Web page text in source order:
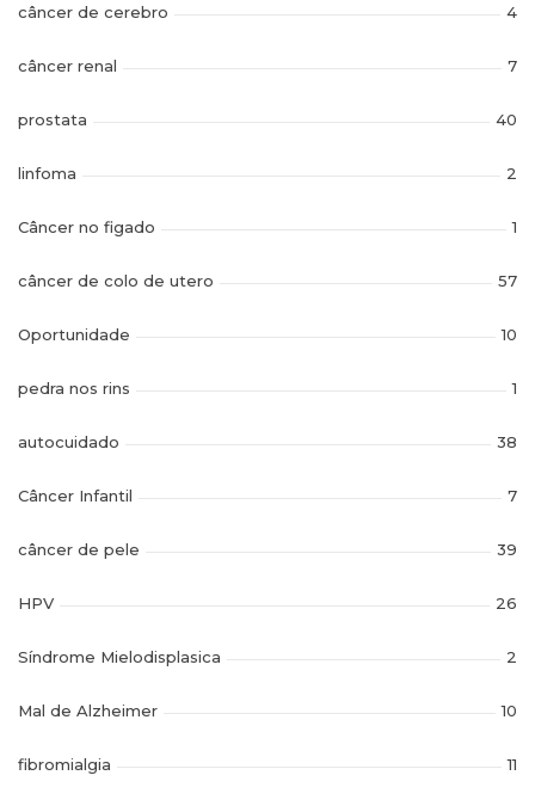
câncer de cerebro 4
câncer renal 7
prostata 40
linfoma 2
Câncer no figado 1
câncer de colo de utero 57
Oportunidade 10
pedra nos rins 1
autocuidado 38
Câncer Infantil 7
câncer de pele 39
HPV 26
Síndrome Mielodisplasica 2
Mal de Alzheimer 10
fibromialgia 11